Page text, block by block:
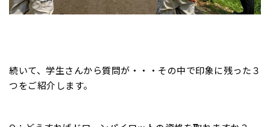
続いて、学生さんから質問が・・・その中で印象に残った３
つをご紹介します。